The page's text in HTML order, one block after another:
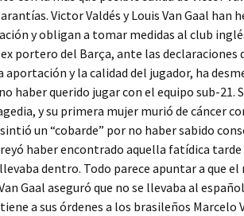
Victor Valdés y Louis Van Gaal han
y obligan a tomar medidas al club
portero del Barça, ante las declaraciones
y la calidad del jugador, ha
haber querido jugar con el equipo sub-21.
y su primera mujer murió de cáncer
un “cobarde” por no haber sabido
haber encontrado aquella fatídica
dentro. Todo parece apuntar a que
Gaal aseguró que no se llevaba al
a sus órdenes a los brasileños Marcelo